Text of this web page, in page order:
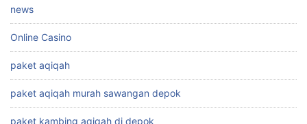
news
Online Casino
paket aqiqah
paket aqiqah murah sawangan depok
paket kambing aqiqah di depok